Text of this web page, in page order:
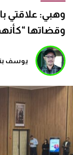
وهبي: علاقتي
وقضاتها
يوسف